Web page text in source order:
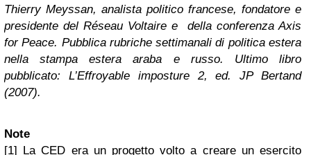
Thierry Meyssan, analista politico francese, fondatore e
presidente del Réseau Voltaire e della conferenza Axis
for Peace. Pubblica rubriche settimanali di politica estera
nella stampa estera araba e russo. Ultimo libro
pubblicato: L’Effroyable imposture 2, ed. JP Bertand
(2007).
Note
[1] La CED era un progetto volto a creare un esercito